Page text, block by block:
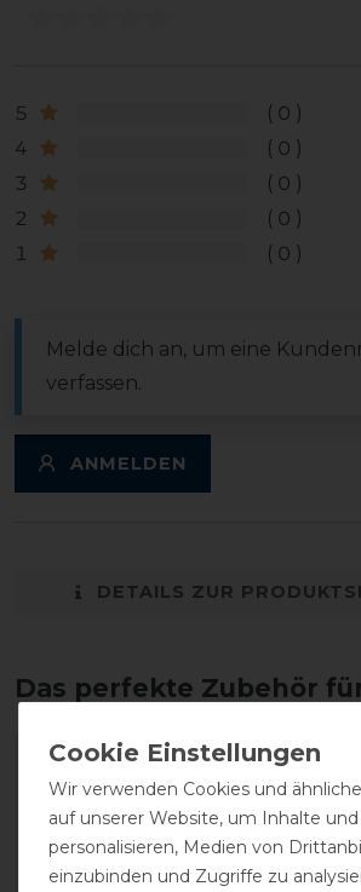
5
0
4
0
3
0
2
0
1
0
Melde dich an, um eine
verfassen.
ANMELDEN
DETAILS ZUR
Das perfekte Zubehör
Wir verwenden Cookies und
auf unserer Website, um Inhalte
personalisieren, Medien von
einzubinden und Zugriffe zu